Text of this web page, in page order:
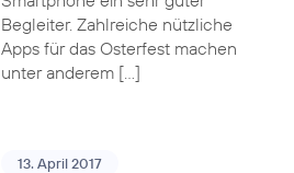
Begleiter. Zahlreiche nützliche
Apps für das Osterfest machen
unter anderem […]
13. April 2017